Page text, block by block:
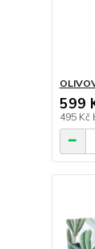
599
495 Kč